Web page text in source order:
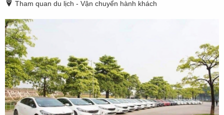
Tham quan du lịch - Vận chuyển hành khách